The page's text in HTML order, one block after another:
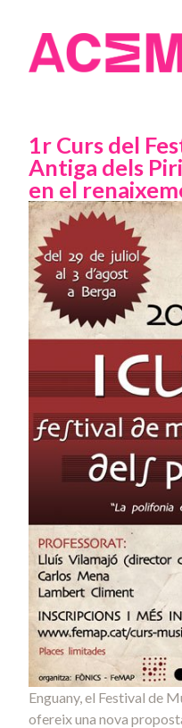
1r Curs del
Antiga dels
en el
Enguany, el Festival de
ofereix una nova